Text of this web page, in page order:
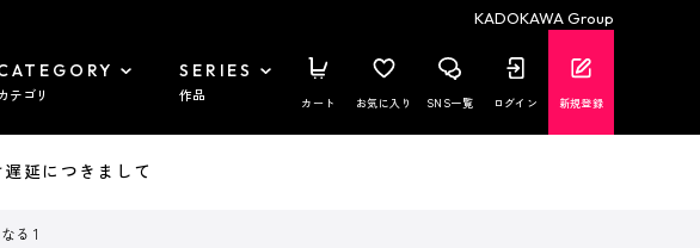
KADOKAWA Group
テゴリ
SERIES
作品 カート お気に入り SNS一覧 ログイン 新規登録
延につきまして
る 1